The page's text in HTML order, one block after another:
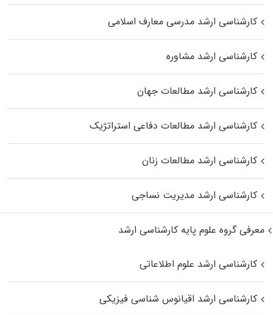
کارشناسی ارشد مدرسی معارف اسلامی
کارشناسی ارشد مشاوره
کارشناسی ارشد مطالعات جهان
کارشناسی ارشد مطالعات دفاعی استراتژیک
کارشناسی ارشد مطالعات زنان
کارشناسی ارشد مدیریت نساجی
معرفی گروه علوم پایه کارشناسی ارشد
کارشناسی ارشد علوم اطلاعاتی
کارشناسی ارشد اقیانوس‌ شناسی فیزیکی